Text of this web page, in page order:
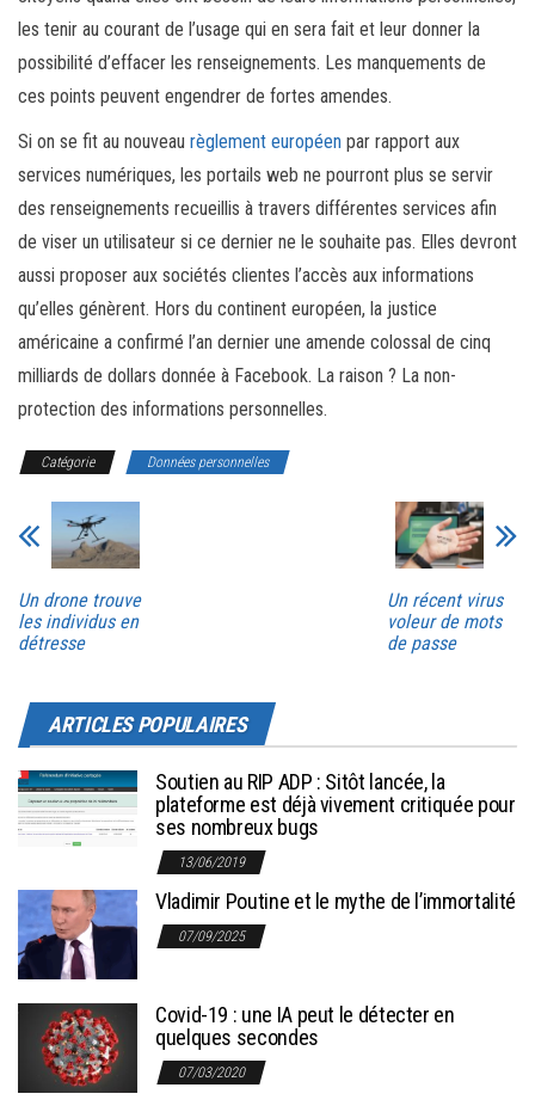
les tenir au courant de l’usage qui en sera fait et leur donner la
possibilité d’effacer les renseignements. Les manquements de
ces points peuvent engendrer de fortes amendes.
Si on se fit au nouveau règlement européen par rapport aux
services numériques, les portails web ne pourront plus se servir
des renseignements recueillis à travers différentes services afin
de viser un utilisateur si ce dernier ne le souhaite pas. Elles devront
aussi proposer aux sociétés clientes l’accès aux informations
qu’elles génèrent. Hors du continent européen, la justice
américaine a confirmé l’an dernier une amende colossal de cinq
milliards de dollars donnée à Facebook. La raison ? La non-
protection des informations personnelles.
Catégorie Données personnelles
Un drone trouve
les individus en
détresse
Un récent virus
voleur de mots
de passe
ARTICLES POPULAIRES
Soutien au RIP ADP : Sitôt lancée, la
plateforme est déjà vivement critiquée pour
ses nombreux bugs
13/06/2019
Vladimir Poutine et le mythe de l’immortalité
07/09/2025
Covid-19 : une IA peut le détecter en
quelques secondes
07/03/2020